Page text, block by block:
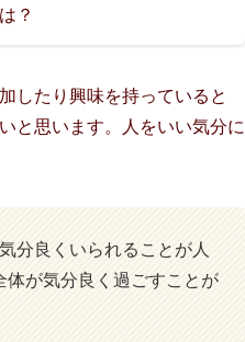
？
したり興味を持っていると
と思います。人をいい気分に
分良くいられることが人
が気分良く過ごすことが